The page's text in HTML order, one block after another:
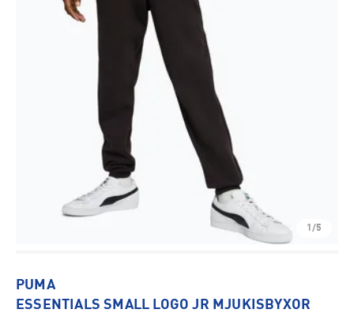
1/5
PUMA
ESSENTIALS SMALL LOGO JR MJUKISBYXOR